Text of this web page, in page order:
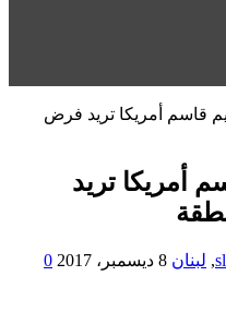
قاسم أمريكا تريد فرض
أمريكا تريد
, لبنان 8 ديسمبر، 2017
0